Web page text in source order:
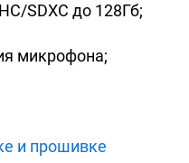
SDXC до 128Гб;
микрофона;